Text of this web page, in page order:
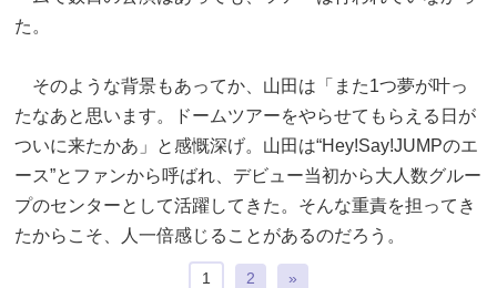
た。
そのような背景もあってか、山田は「また1つ夢が叶っ
たなあと思います。ドームツアーをやらせてもらえる日が
ついに来たかあ」と感慨深げ。山田は“Hey!Say!JUMPのエ
ース”とファンから呼ばれ、デビュー当初から大人数グルー
プのセンターとして活躍してきた。そんな重責を担ってき
たからこそ、人一倍感じることがあるのだろう。
1 2 »